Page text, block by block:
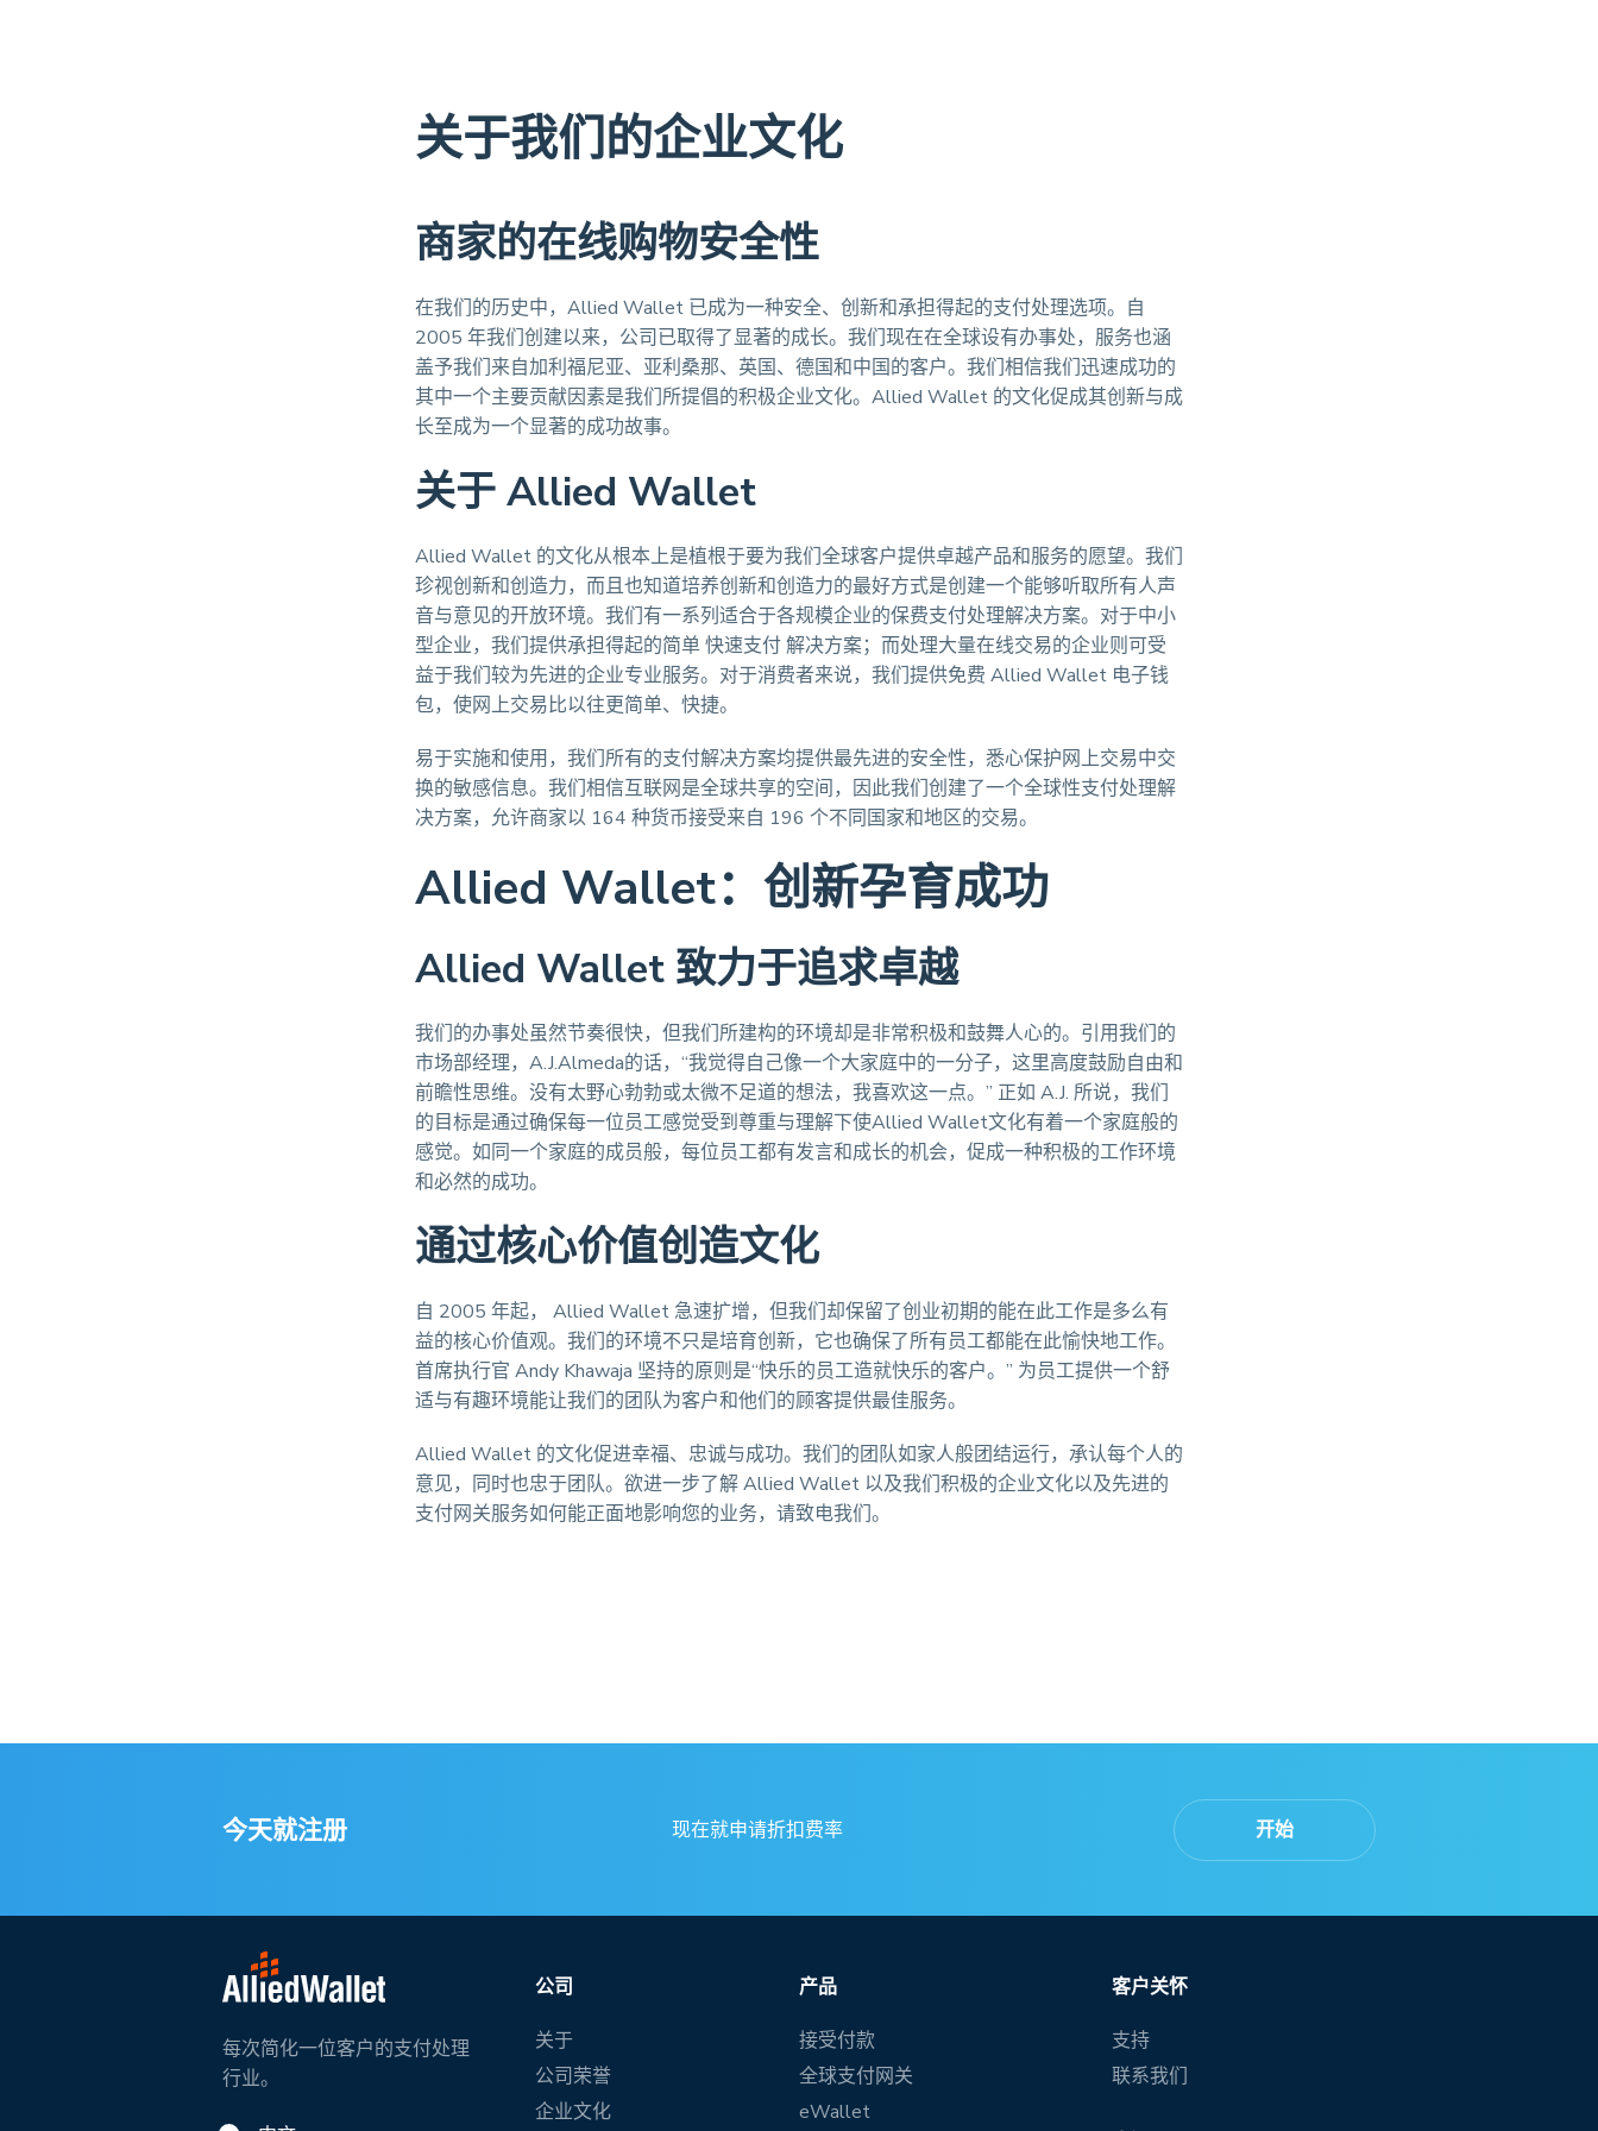
关于我们的企业文化
商家的在线购物安全性
在我们的历史中，Allied Wallet 已成为一种安全、创新和承担得起的支付处理选项。自
2005 年我们创建以来，公司已取得了显著的成长。我们现在在全球设有办事处，服务也涵
盖予我们来自加利福尼亚、亚利桑那、英国、德国和中国的客户。我们相信我们迅速成功的
其中一个主要贡献因素是我们所提倡的积极企业文化。Allied Wallet 的文化促成其创新与成
长至成为一个显著的成功故事。
关于 Allied Wallet
Allied Wallet 的文化从根本上是植根于要为我们全球客户提供卓越产品和服务的愿望。我们
珍视创新和创造力，而且也知道培养创新和创造力的最好方式是创建一个能够听取所有人声
音与意见的开放环境。我们有一系列适合于各规模企业的保费支付处理解决方案。对于中小
型企业，我们提供承担得起的简单 快速支付 解决方案；而处理大量在线交易的企业则可受
益于我们较为先进的企业专业服务。对于消费者来说，我们提供免费 Allied Wallet 电子钱
包，使网上交易比以往更简单、快捷。
易于实施和使用，我们所有的支付解决方案均提供最先进的安全性，悉心保护网上交易中交
换的敏感信息。我们相信互联网是全球共享的空间，因此我们创建了一个全球性支付处理解
决方案，允许商家以 164 种货币接受来自 196 个不同国家和地区的交易。
Allied Wallet：创新孕育成功
Allied Wallet 致力于追求卓越
我们的办事处虽然节奏很快，但我们所建构的环境却是非常积极和鼓舞人心的。引用我们的
市场部经理，A.J.Almeda的话，“我觉得自己像一个大家庭中的一分子，这里高度鼓励自由和
前瞻性思维。没有太野心勃勃或太微不足道的想法，我喜欢这一点。” 正如 A.J. 所说，我们
的目标是通过确保每一位员工感觉受到尊重与理解下使Allied Wallet文化有着一个家庭般的
感觉。如同一个家庭的成员般，每位员工都有发言和成长的机会，促成一种积极的工作环境
和必然的成功。
通过核心价值创造文化
自 2005 年起， Allied Wallet 急速扩增，但我们却保留了创业初期的能在此工作是多么有
益的核心价值观。我们的环境不只是培育创新，它也确保了所有员工都能在此愉快地工作。
首席执行官 Andy Khawaja 坚持的原则是“快乐的员工造就快乐的客户。” 为员工提供一个舒
适与有趣环境能让我们的团队为客户和他们的顾客提供最佳服务。
Allied Wallet 的文化促进幸福、忠诚与成功。我们的团队如家人般团结运行，承认每个人的
意见，同时也忠于团队。欲进一步了解 Allied Wallet 以及我们积极的企业文化以及先进的
支付网关服务如何能正面地影响您的业务，请致电我们。
今天就注册 现在就申请折扣费率 开始
每次简化一位客户的支付处理
行业。
公司
关于
公司荣誉
企业文化
产品
接受付款
全球支付网关
eWallet
客户关怀
支持
联系我们